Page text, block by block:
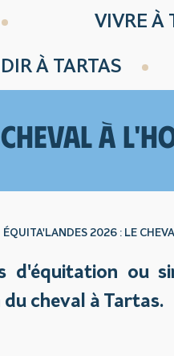
VIVRE À
À TARTAS
À
ÉQUITA'LANDES 2026 : LE
d'équitation ou
cheval à Tartas.